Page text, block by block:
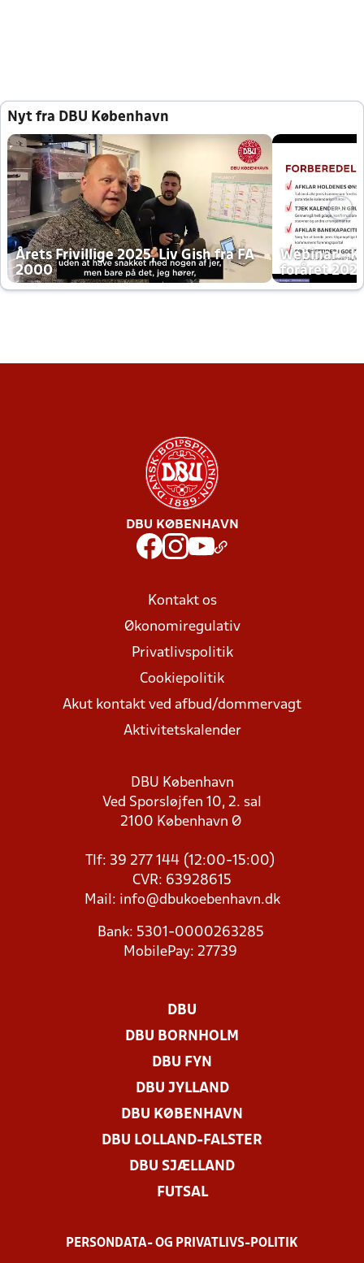
Nyt fra DBU København
Årets Frivillige 2025, Liv Gish fra FA
2000
Webinar -
foråret
DBU KØBENHAVN
Kontakt os
Økonomiregulativ
Privatlivspolitik
Cookiepolitik
Akut kontakt ved afbud/dommervagt
Aktivitetskalender
DBU København
Ved Sporsløjfen 10, 2. sal
2100 København Ø
Tlf: 39 277 144 (12:00-15:00)
CVR: 63928615
Mail: info@dbukoebenhavn.dk
Bank: 5301-0000263285
MobilePay: 27739
DBU
DBU BORNHOLM
DBU FYN
DBU JYLLAND
DBU KØBENHAVN
DBU LOLLAND-FALSTER
DBU SJÆLLAND
FUTSAL
PERSONDATA- OG PRIVATLIVS-POLITIK